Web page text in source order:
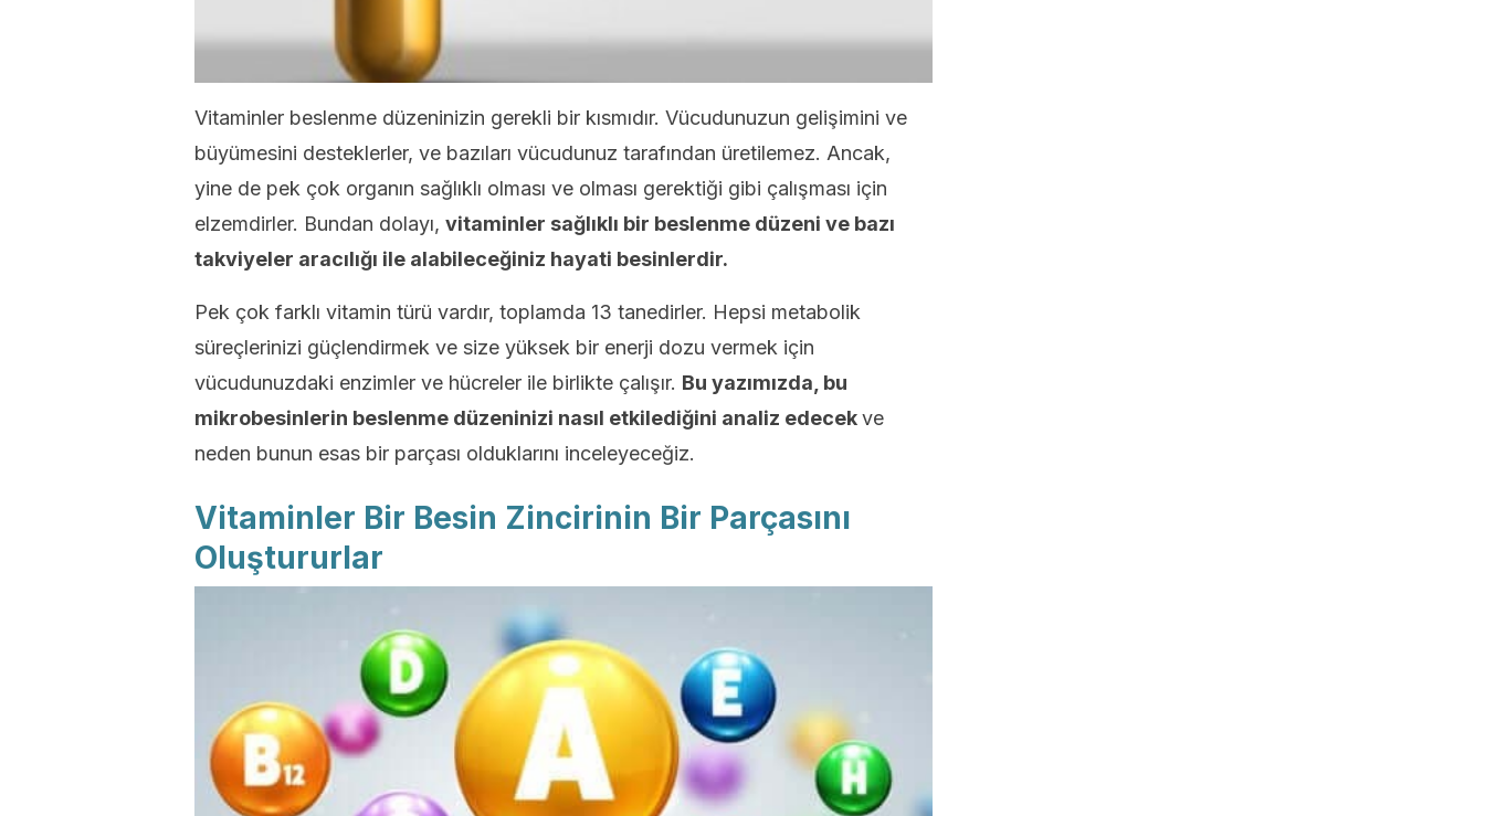
Vitaminler beslenme düzeninizin gerekli bir kısmıdır. Vücudunuzun gelişimini ve
büyümesini desteklerler, ve bazıları vücudunuz tarafından üretilemez. Ancak,
yine de pek çok organın sağlıklı olması ve olması gerektiği gibi çalışması için
elzemdirler. Bundan dolayı, vitaminler sağlıklı bir beslenme düzeni ve bazı
takviyeler aracılığı ile alabileceğiniz hayati besinlerdir.
Pek çok farklı vitamin türü vardır, toplamda 13 tanedirler. Hepsi metabolik
süreçlerinizi güçlendirmek ve size yüksek bir enerji dozu vermek için
vücudunuzdaki enzimler ve hücreler ile birlikte çalışır. Bu yazımızda, bu
mikrobesinlerin beslenme düzeninizi nasıl etkilediğini analiz edecekve
neden bunun esas bir parçası olduklarını inceleyeceğiz.
Vitaminler Bir Besin Zincirinin Bir Parçasını
Oluştururlar